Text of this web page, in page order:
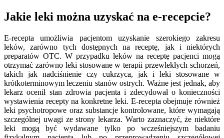
Jakie leki można uzyskać na e-recepcie?
E-recepta umożliwia pacjentom uzyskanie szerokiego zakresu
leków, zarówno tych dostępnych na receptę, jak i niektórych
preparatów OTC. W przypadku leków na receptę pacjenci mogą
otrzymać zarówno leki stosowane w terapii przewlekłych schorzeń,
takich jak nadciśnienie czy cukrzyca, jak i leki stosowane w
krótkoterminowym leczeniu stanów ostrych. Ważne jest jednak, aby
lekarz ocenił stan zdrowia pacjenta i zdecydował o konieczności
wystawienia recepty na konkretne leki. E-recepta obejmuje również
leki psychotropowe oraz substancje kontrolowane, które wymagają
szczególnej uwagi ze strony lekarza. Warto zaznaczyć, że niektóre
leki mogą być wydawane tylko po wcześniejszym badaniu